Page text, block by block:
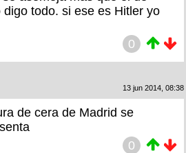
todo. si ese es Hitler yo
0
13 jun 2014, 08:38
de cera de Madrid se
0